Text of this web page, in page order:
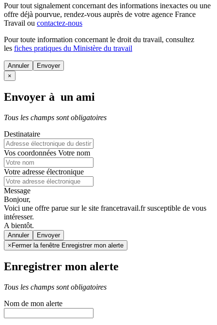
Pour tout signalement concernant des informations inexactes ou une
offre déjà pourvue, rendez-vous auprès de votre agence France
Travail ou contactez-nous
Pour toute information concernant le droit du travail, consultez
les fiches pratiques du Ministère du travail
Annuler
×
Envoyer à un ami
Tous les champs sont obligatoires
Destinataire
Vos coordonnées Votre nom
Votre adresse électronique
Message
Bonjour,
Voici une offre parue sur le site francetravail.fr susceptible de vous
intéresser.
A bientôt.
Annuler
× Fermer la fenêtre Enregistrer mon alerte
Enregistrer mon alerte
Tous les champs sont obligatoires
Nom de mon alerte